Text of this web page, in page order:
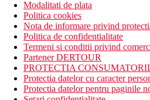
Modalitati de plata
Politica cookies
Nota de informare privind
Politica de confidentialitate
Termeni si conditii privind
Partener DERTOUR
PROTECTIA
Protectia datelor cu caracter
Protectia datelor pentru paginile